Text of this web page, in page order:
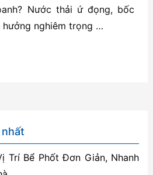
Nước thải ứ đọng, bốc
hưởng nghiêm trọng …
Trí Bể Phốt Đơn Giản, Nhanh